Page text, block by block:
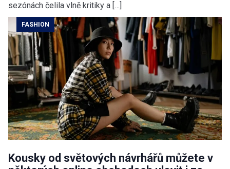
sezónách čelila vlně kritiky a […]
FASHION
Kousky od světových návrhářů můžete v